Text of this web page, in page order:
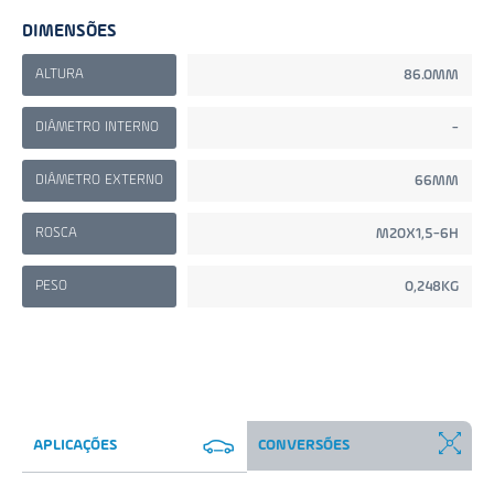
DIMENSÕES
ALTURA 86.0MM
DIÂMETRO INTERNO -
DIÂMETRO EXTERNO 66MM
ROSCA M20X1,5-6H
PESO 0,248KG
APLICAÇÕES CONVERSÕES